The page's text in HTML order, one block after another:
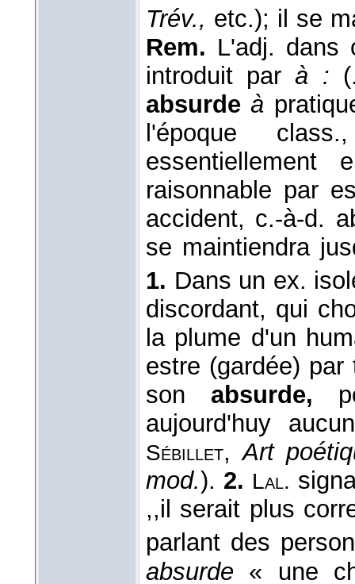
Trév., etc.); il se
Rem. L'adj. dans
introduit parà :
absurdeà
l'époque
essentiellement
raisonnable par
accident, c.-à-d.
se maintiendra
1. Dans un ex.
discordant, qui
la plume d'un
estre (gardée)
son absurde,
aujourd'huy
Sébillet,Art
mod.). 2. Lal.
,,il serait plus
parlant des
absurde « une